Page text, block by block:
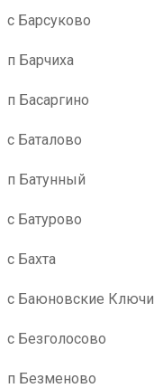
с Барсуково
п Барчиха
п Басаргино
с Баталово
п Батунный
с Батурово
с Бахта
с Баюновские Ключи
с Безголосово
п Безменово